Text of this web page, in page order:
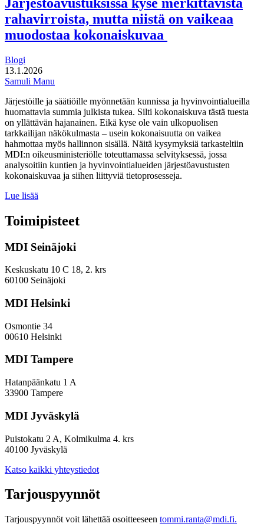
hyvinvointi
pitovoimatekijänä
rahavirroista, mutta niistä on vaikeaa
muodostaa kokonaiskuvaa
Blogi
13.1.2026
Samuli Manu
Järjestöille ja säätiöille myönnetään kunnissa ja hyvinvointialueilla
huomattavia summia julkista tukea. Silti kokonaiskuva tästä tuesta
on yllättävän hajanainen. Eikä kyse ole vain ulkopuolisen
tarkkailijan näkökulmasta – usein kokonaisuutta on vaikea
hahmottaa myös hallinnon sisällä. Näitä kysymyksiä tarkasteltiin
MDI:n oikeusministeriölle toteuttamassa selvityksessä, jossa
analysoitiin kuntien ja hyvinvointialueiden järjestöavustusten
kokonaiskuvaa ja siihen liittyviä tietoprosesseja.
Lue lisää
merkittävistä
rahavirroista,
niistä
vaikeaa
muodostaa
Toimipisteet
MDI Seinäjoki
Keskuskatu 10 C 18, 2. krs
60100 Seinäjoki
MDI Helsinki
Osmontie 34
00610 Helsinki
MDI Tampere
Hatanpäänkatu 1 A
33900 Tampere
MDI Jyväskylä
Puistokatu 2 A, Kolmikulma 4. krs
40100 Jyväskylä
Katso kaikki yhteystiedot
Tarjouspyynnöt
Tarjouspyynnöt voit lähettää osoitteeseen tommi.ranta@mdi.fi.